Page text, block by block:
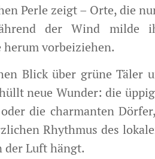
Perle zeigt – Orte, die
der Wind milde
herum vorbeiziehen.
Blick über grüne Täler
neue Wunder: die
die charmanten
Rhythmus des
der Luft hängt.